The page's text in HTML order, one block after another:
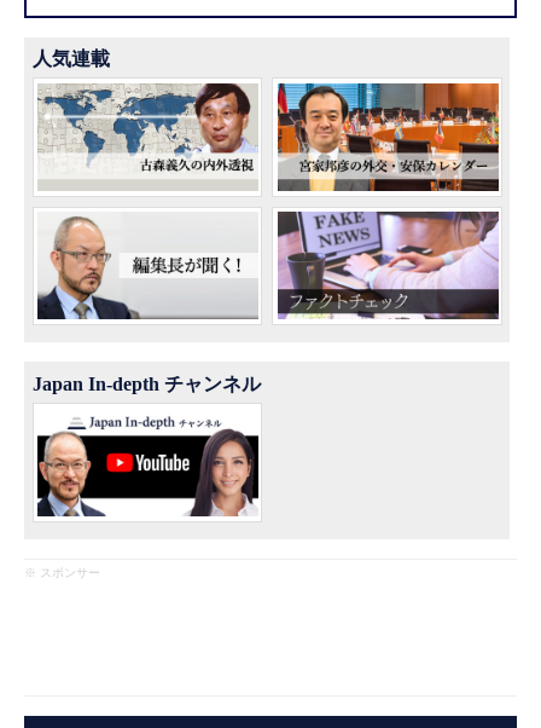
人気連載
Japan In-depth チャンネル
※ スポンサー